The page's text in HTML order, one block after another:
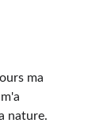
ma
nature.